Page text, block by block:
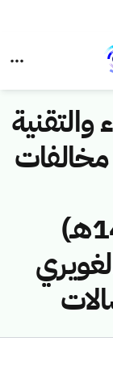
مخالفات
(42744184/ق/1443هـ)